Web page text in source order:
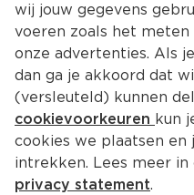
wij jouw gegevens
voeren zoals het
onze advertenties. Als
dan ga je akkoord dat
(versleuteld) kunnen
cookievoorkeuren kun
cookies we plaatsen
intrekken. Lees meer in
privacy statement.